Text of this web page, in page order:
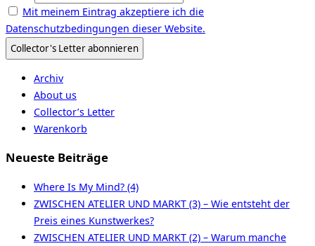
Mit meinem Eintrag akzeptiere ich die
Datenschutzbedingungen dieser Website.
Archiv
About us
Collector’s Letter
Warenkorb
Neueste Beiträge
Where Is My Mind? (4)
ZWISCHEN ATELIER UND MARKT (3) – Wie entsteht der
Preis eines Kunstwerkes?
ZWISCHEN ATELIER UND MARKT (2) – Warum manche